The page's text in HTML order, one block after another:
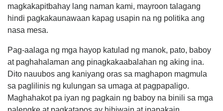
magkakapitbahay lang naman kami, mayroon talagang
hindi pagkakaunawaan kapag usapin na ng politika ang
nasa mesa.
Pag-aalaga ng mga hayop katulad ng manok, pato, baboy
at paghahalaman ang pinagkakaabalahan ng aking ina.
Dito nauubos ang kaniyang oras sa maghapon magmula
sa paglilinis ng kulungan sa umaga at pagpapaligo.
Maghahakot pa iyan ng pagkain ng baboy na binili sa mga